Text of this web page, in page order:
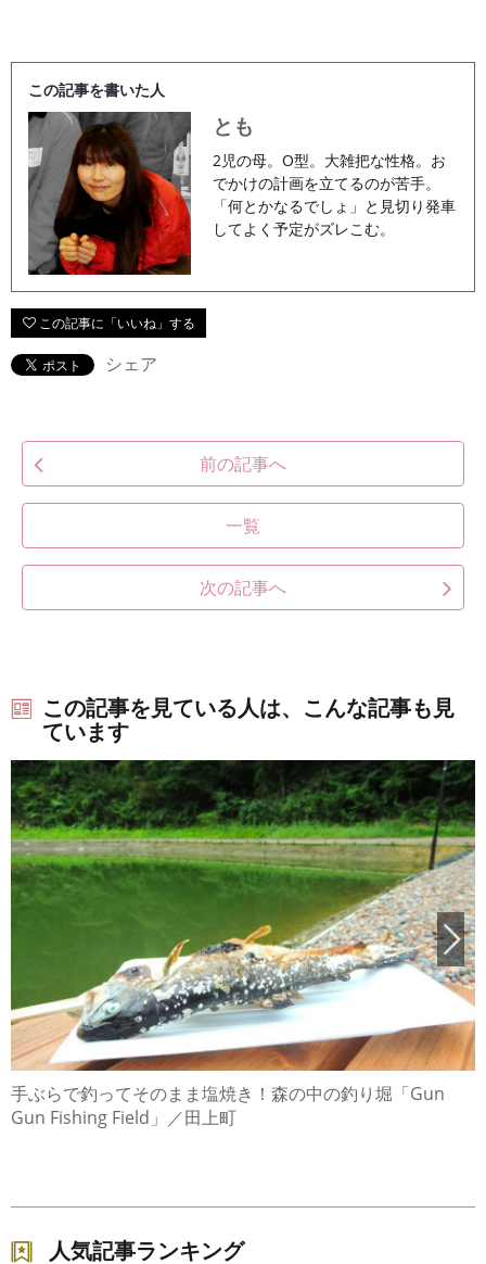
この記事を書いた人
とも
2児の母。O型。大雑把な性格。お
でかけの計画を立てるのが苦手。
「何とかなるでしょ」と見切り発車
してよく予定がズレこむ。
シェア
前の記事へ
一覧
次の記事へ
この記事を見ている人は、こんな記事も見
ています
手ぶらで釣ってそのまま塩焼き！森の中の釣り堀「Gun
Gun Fishing Field」／田上町
人気記事ランキング